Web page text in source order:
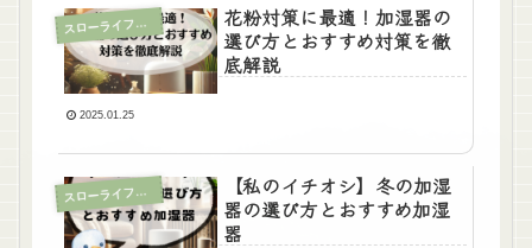
ス ローライフに役立つ情報
花粉対策に最適！加湿器の
選び方とおすすめ対策を徹
底解説
2025.01.25
ス ローライフに役立つ情報
【私のイチオシ】冬の加湿
器の選び方とおすすめ加湿
器